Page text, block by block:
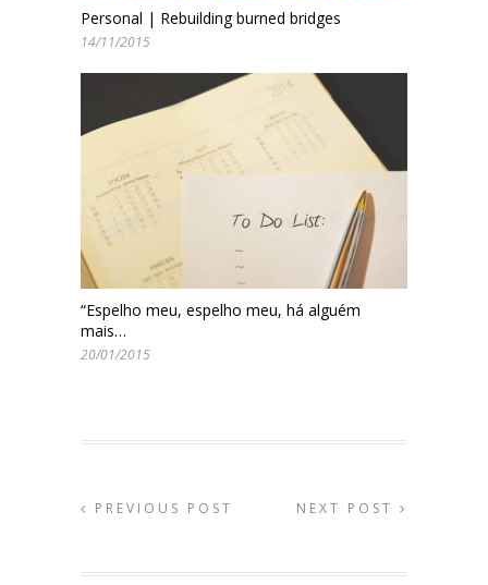
Personal | Rebuilding burned bridges
14/11/2015
“Espelho meu, espelho meu, há alguém
mais…
20/01/2015
PREVIOUS POST NEXT POST